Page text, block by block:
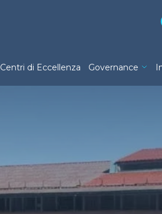
Centri di Eccellenza Governance